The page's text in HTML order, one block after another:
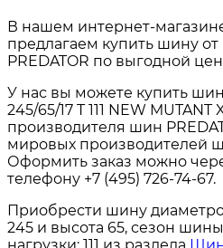
В нашем интернет-
предлагаем купить шину
PREDATOR по выгодной
У нас вы можете купить
245/65/17 T 111 NEW MUTANT
производителя шин
мировых производителей
Оформить заказ можно
телефону +7 (495) 726-74-67.
Приобрести шину
245 и высота 65, сезон
нагрузки: 111 из раздела